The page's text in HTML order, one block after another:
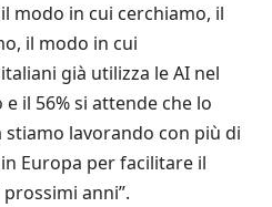
modo in cui cerchiamo, il
il modo in cui
già utilizza le AI nel
il 56% si attende che lo
stiamo lavorando con più di
Europa per facilitare il
anni”.